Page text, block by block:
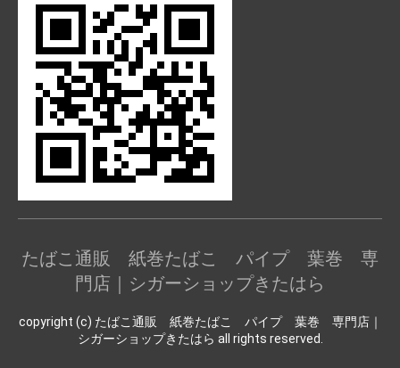
たばこ通販 紙巻たばこ パイプ 葉巻 専
門店｜シガーショップきたはら
copyright (c) たばこ通販 紙巻たばこ パイプ 葉巻 専門店｜
シガーショップきたはら all rights reserved.